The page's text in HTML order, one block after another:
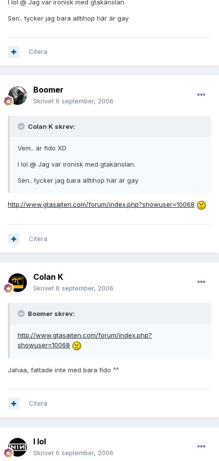
I lol @ Jag var ironisk med gtakänslan.
Sen.. tycker jag bara alltihop här är gay
Citera
Boomer
Skrivet 6 september, 2006
Colan K skrev:
Vem.. är fido XD
I lol @ Jag var ironisk med gtakänslan.
Sen.. tycker jag bara alltihop här är gay
http://www.gtasajten.com/forum/index.php?showuser=10068
Citera
Colan K
Skrivet 6 september, 2006
Boomer skrev:
http://www.gtasajten.com/forum/index.php?
showuser=10068
Jahaa, fattade inte med bara fido ^^
Citera
I lol
Skrivet 6 september, 2006